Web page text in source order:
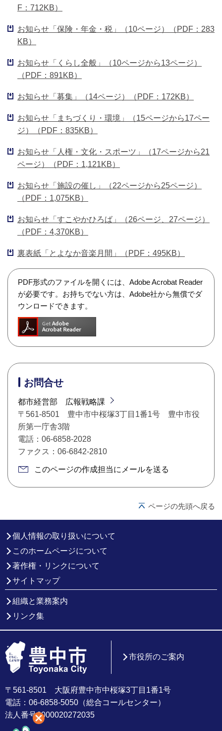
F：712KB）
お知らせ「保険・年金・税」（10ページ）（PDF：283
KB）
お知らせ「くらし全般」（10ページから13ページ）
（PDF：891KB）
お知らせ「募集」（14ページ）（PDF：172KB）
お知らせ「まちづくり・環境」（15ページから17ペー
ジ）（PDF：835KB）
お知らせ「人権・文化・スポーツ」（17ページから21
ページ）（PDF：1,121KB）
お知らせ「施設の催し」（22ページから25ページ）
（PDF：1,075KB）
お知らせ「すこやかひろば」（26ページ、27ページ）
（PDF：4,370KB）
裏表紙「とよなか音楽月間」（PDF：495KB）
PDF形式のファイルを開くには、Adobe Acrobat Reader
が必要です。お持ちでない方は、Adobe社から無償でダ
ウンロードできます。
お問合せ
都市経営部 広報戦略課
〒561-8501 豊中市中桜塚3丁目1番1号 豊中市役
所第一庁舎3階
電話：06-6858-2028
ファクス：06-6842-2810
このページの作成担当にメールを送る
ページの先頭へ戻る
個人情報の取り扱いについて
このホームページについて
著作権・リンクについて
サイトマップ
組織と業務案内
リンク集
〒561-8501 大阪府豊中市中桜塚3丁目1番1号
電話：06-6858-5050（総合コールセンター）
法人番号6000020272035
市役所のご案内